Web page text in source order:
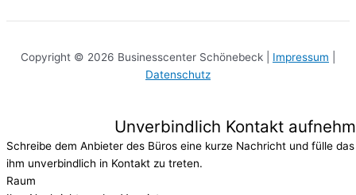
Copyright © 2026 Businesscenter Schönebeck | Impressum
Datenschutz
Unverbindlich Kontakt
Schreibe dem Anbieter des Büros eine kurze Nachricht und fülle
ihm unverbindlich in Kontakt zu treten.
Raum